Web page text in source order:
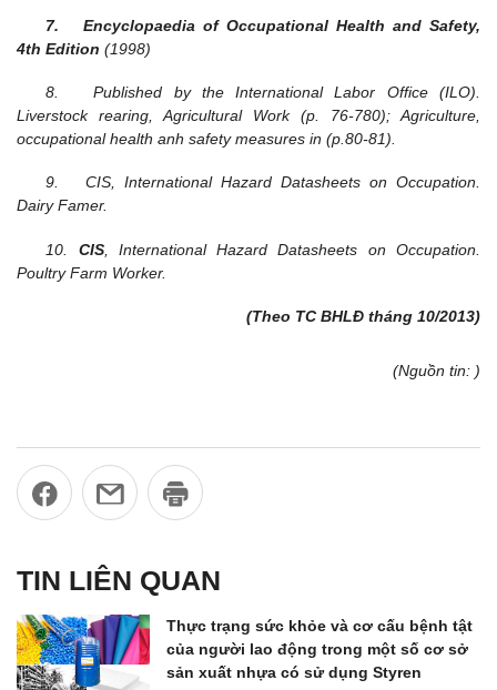
7. Encyclopaedia of Occupational Health and Safety,
4th Edition (1998)
8. Published by the International Labor Office (ILO).
Liverstock rearing, Agricultural Work (p. 76-780); Agriculture,
occupational health anh safety measures in (p.80-81).
9. CIS, International Hazard Datasheets on Occupation.
Dairy Famer.
10. CIS, International Hazard Datasheets on Occupation.
Poultry Farm Worker.
(Theo TC BHLĐ tháng 10/2013)
(Nguồn tin: )
TIN LIÊN QUAN
Thực trạng sức khỏe và cơ cấu bệnh tật
của người lao động trong một số cơ sở
sản xuất nhựa có sử dụng Styren